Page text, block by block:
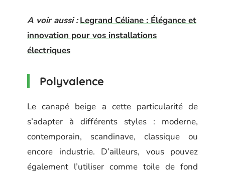
A voir aussi : Legrand Céliane : Élégance et
innovation pour vos installations
électriques
Polyvalence
Le canapé beige a cette particularité de
s’adapter à différents styles : moderne,
contemporain, scandinave, classique ou
encore industrie. D’ailleurs, vous pouvez
également l’utiliser comme toile de fond